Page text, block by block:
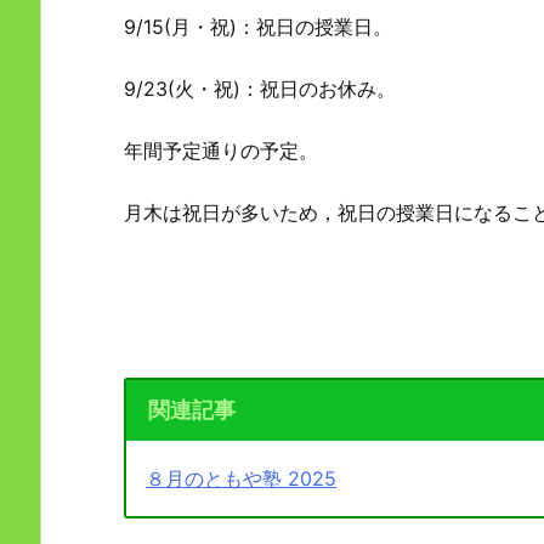
9/15(月・祝)：祝日の授業日。
9/23(火・祝)：祝日のお休み。
年間予定通りの予定。
月木は祝日が多いため，祝日の授業日になるこ
関連記事
８月のともや塾 2025